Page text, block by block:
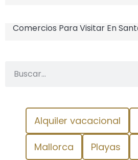
Comercios Para Visitar En
Alquiler vacacional
Mallorca Playas